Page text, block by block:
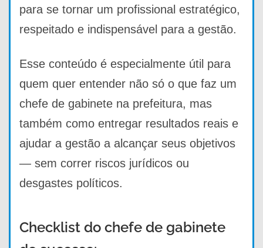
para se tornar um profissional estratégico,
respeitado e indispensável para a gestão.
Esse conteúdo é especialmente útil para
quem quer entender não só o que faz um
chefe de gabinete na prefeitura, mas
também como entregar resultados reais e
ajudar a gestão a alcançar seus objetivos
— sem correr riscos jurídicos ou
desgastes políticos.
Checklist do chefe de gabinete